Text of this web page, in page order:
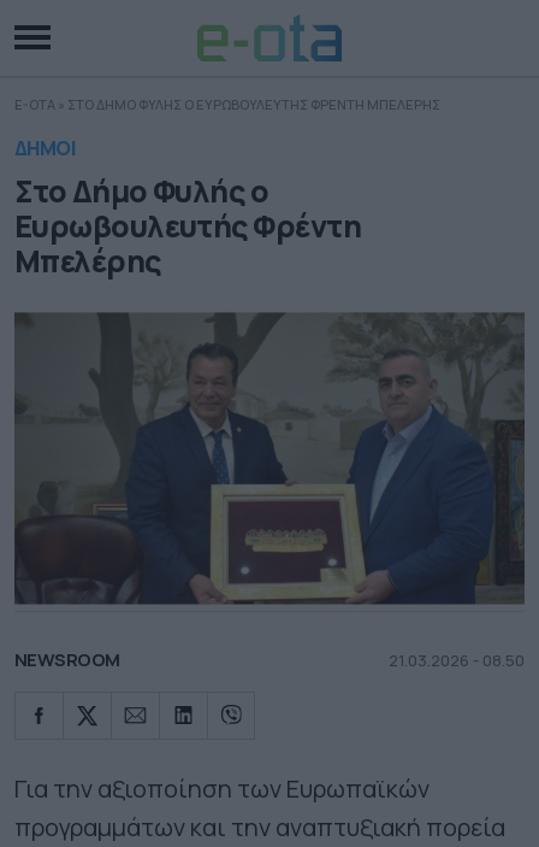
E-OTA » ΣΤΟ ΔΗΜΟ ΦΥΛΗΣ Ο ΕΥΡΩΒΟΥΛΕΥΤΗΣ ΦΡΕΝΤΗ ΜΠΕΛΕΡΗΣ
ΔΗΜΟΙ
Στο Δήμο Φυλής ο
Ευρωβουλευτής Φρέντη
Μπελέρης
NEWSROOM 21.03.2026 - 08.50
Για την αξιοποίηση των Ευρωπαϊκών
προγραμμάτων και την αναπτυξιακή πορεία